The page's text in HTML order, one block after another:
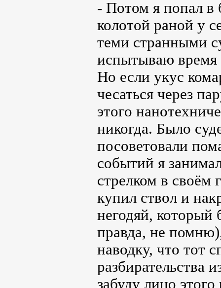
- Потом я попал в
колотой раной у
теми странными
испытываю время
Но если укус
чесаться через
этого
никогда. Было
посоветовали
событий я
стрелком в своём
купил ствол и
негодяй, который
правда, не
наводку, что тот
разбирательства
забуду лицо